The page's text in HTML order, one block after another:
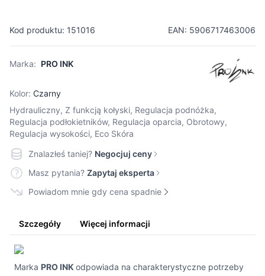
Kod produktu: 151016 EAN: 5906717463006
Marka: PRO INK
Kolor: Czarny
Hydrauliczny, Z funkcją kołyski, Regulacja podnóżka,
Regulacja podłokietników, Regulacja oparcia, Obrotowy,
Regulacja wysokości, Eco Skóra
Znalazłeś taniej? Negocjuj ceny
Masz pytania? Zapytaj eksperta
Powiadom mnie gdy cena spadnie
Szczegóły Więcej informacji
Marka PRO INK odpowiada na charakterystyczne potrzeby